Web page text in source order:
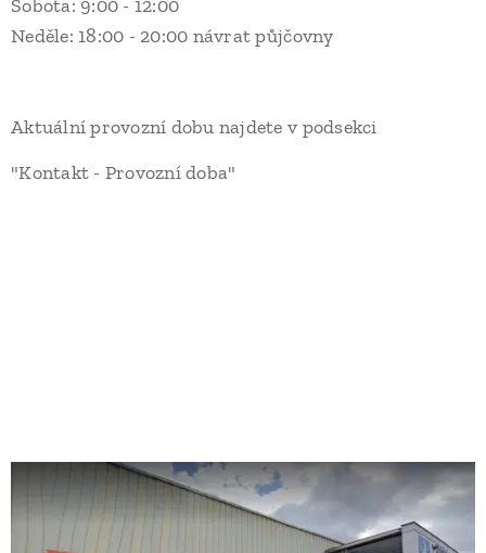
Sobota: 9:00 - 12:00
Neděle: 18:00 - 20:00 návrat půjčovny
Aktuální provozní dobu najdete v podsekci
"Kontakt - Provozní doba"